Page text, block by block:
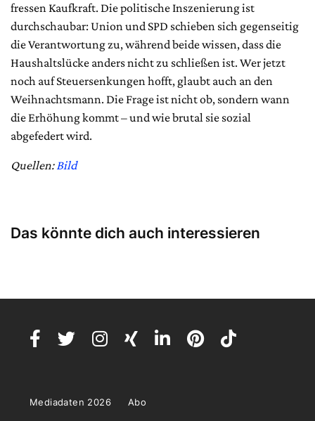
fressen Kaufkraft. Die politische Inszenierung ist
durchschaubar: Union und SPD schieben sich gegenseitig
die Verantwortung zu, während beide wissen, dass die
Haushaltslücke anders nicht zu schließen ist. Wer jetzt
noch auf Steuersenkungen hofft, glaubt auch an den
Weihnachtsmann. Die Frage ist nicht ob, sondern wann
die Erhöhung kommt – und wie brutal sie sozial
abgefedert wird.
Quellen:Bild
Das könnte dich auch interessieren
Mediadaten 2026 Abo